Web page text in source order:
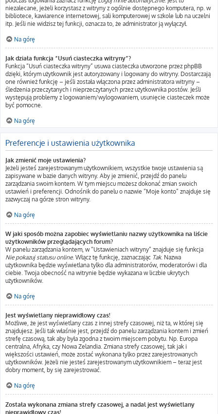
niezalecane, jeżeli korzystasz z witryny z ogólnie dostępnego komputera, np. w
bibliotece, kawiarence internetowej, sali komputerowej w szkole lub na uczelni
itp. Jeśli nie widzisz tej funkcji, oznacza to, że administrator ją wyłączył.
Na górę
Jak działa funkcja “Usuń ciasteczka witryny”?
Funkcja “Usuń ciasteczka witryny” usuwa ciasteczka utworzone przez phpBB
dzięki, którym użytkownik jest autoryzowany i logowany do witryny. Dostarczają
one również funkcję – jeśli została włączona przez administratora witryny –
śledzenia przeczytanych i nieprzeczytanych przez użytkownika postów. Jeśli
występują problemy z logowaniem/wylogowaniem, usunięcie ciasteczek może
być pomocne.
Na górę
Preferencje i ustawienia użytkownika
Jak zmienić moje ustawienia?
Jeżeli jesteś zarejestrowanym użytkownikiem, wszystkie twoje ustawienia są
zapisywane w bazie danych witryny. Aby je zmienić, przejdź do panelu
zarządzania swoim kontem. W tym miejscu możesz dokonać zmian swoich
ustawień i preferencji. Odnośnik do panelu o nazwie “Moje konto” znajduje się
zazwyczaj na górze stron witryny.
Na górę
W jaki sposób można zapobiec wyświetlaniu nazwy użytkownika na liście
użytkowników przeglądających forum?
W panelu zarządzania kontem, w “Ustawieniach witryny” znajduje się funkcja
Nie pokazuj statusu online. Włącz tę funkcję, zaznaczając Tak. Nazwa
użytkownika będzie wyświetlana tylko dla administratorów, moderatorów i dla
ciebie. Twoja obecność na witrynie będzie wykazana w liczbie ukrytych
użytkowników.
Na górę
Jest wyświetlany nieprawidłowy czas!
Możliwe, że jest wyświetlany czas z innej strefy czasowej, niż ta, w której się
znajdujesz. Jeśli tak właśnie jest, przejdź do panelu zarządzania kontem i zmień
strefę czasową, tak aby była zgodna z twoim miejscem pobytu. Np. Europa
centralna, Afryka, czy Nowa Zelandia. Zmiana strefy czasowej, tak jak i
większości ustawień, może zostać wykonana tylko przez zarejestrowanych
użytkowników. Jeżeli nie jesteś zarejestrowanym użytkownikiem – teraz jest
dobry moment, by się zarejestrować.
Na górę
Została wykonana zmiana strefy czasowej, a nadal jest wyświetlany
nieprawidłowy czas!